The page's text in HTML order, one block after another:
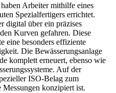
Arbeiter mithilfe eines
Spezialfertigers errichtet.
digital über ein präzises
Kurven gefahren. Diese
eine besonders effiziente
Die Bewässerungsanlage
komplett erneuert, ebenso wie
Auf der
ISO-Belag zum
Messungen konzipiert ist.